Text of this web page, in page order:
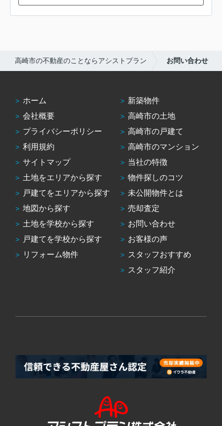
高崎市の不動産のことならアシストプラン お問い合わせ
ホーム
会社概要
プライバシーポリシー
利用規約
サイトマップ
土地をエリアから探す
戸建てをエリアから探す
地図から探す
土地を学校から探す
戸建てを学校から探す
リフォーム物件
新築物件
高崎市の土地
高崎市の戸建て
高崎市のマンション
当社の特徴
物件探しのコツ
未公開物件とは
売却査定
お問い合わせ
お客様の声
スタッフおすすめ
スタッフ紹介